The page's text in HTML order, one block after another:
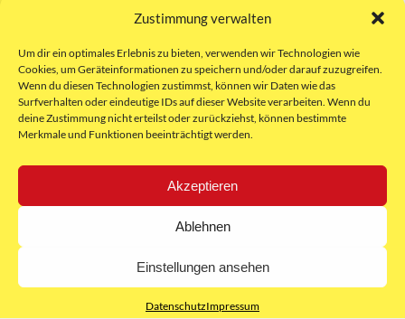
Zustimmung verwalten
Um dir ein optimales Erlebnis zu bieten, verwenden wir Technologien wie
Cookies, um Geräteinformationen zu speichern und/oder darauf zuzugreifen.
Wenn du diesen Technologien zustimmst, können wir Daten wie das
Surfverhalten oder eindeutige IDs auf dieser Website verarbeiten. Wenn du
deine Zustimmung nicht erteilst oder zurückziehst, können bestimmte
Merkmale und Funktionen beeinträchtigt werden.
Akzeptieren
Ablehnen
Einstellungen ansehen
DatenschutzImpressum
Sie erreichen uns unter:
kontakt@freielokale-graz.at
Website by Rubikon Werbeagentur
GmbH
Über uns
Impressum
AGB
Datenschutz
E-Mail